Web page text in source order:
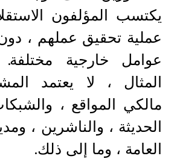
يكتسب المؤلفون
عملية تحقيق عملهم ،
عوامل خارجية
المثال ، لا يعتمد
مالكي المواقع ،
الحديثة ، والناشرين ،
العامة ، وما إلى ذلك.